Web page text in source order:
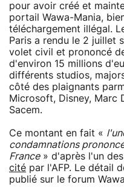
pour avoir créé et
portail Wawa-Mania,
téléchargement illégal.
Paris a rendu le 2 juillet
volet civil et prononcé
d'environ 15 millions
différents studios,
côté des plaignants
Microsoft, Disney, Marc
Sacem.
Ce montant en fait «
condamnations
France» d'après l'un
cité par l'AFP. Le détail
publié sur le forum